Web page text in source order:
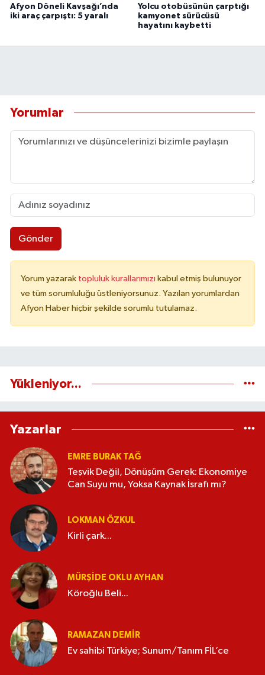
Afyon Döneli Kavşağı’nda
iki araç çarpıştı: 5 yaralı
Yolcu otobüsünün çarptığı
kamyonet sürücüsü
hayatını kaybetti
Yorumlar
Gönder
Yorum yazarak topluluk kurallarımızı kabul etmiş bulunuyor
ve tüm sorumluluğu üstleniyorsunuz. Yazılan yorumlardan
Afyon Haber hiçbir şekilde sorumlu tutulamaz.
Yükleniyor...
Yazarlar
EMRE BURAK TAĞ
Teşvik Değil, Dönüşüm Gerek: Ekonomiye
Can Suyu mu, Yoksa Kaynak İsrafı mı?
LOKMAN ÖZKUL
Kirli çark...
MÜRŞIDE OKLU AYHAN
Köroğlu Beli...
RAMAZAN DEMİR
Ev sahibi Türkiye; Sunum/Tanım FİL’ce